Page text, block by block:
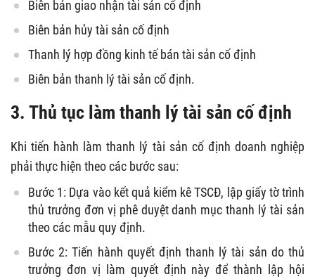
Biên bản giao nhận tài sản cố định
Biên bản hủy tài sản cố định
Thanh lý hợp đồng kinh tế bán tài sản cố định
Biên bản thanh lý tài sản cố định.
3. Thủ tục làm thanh lý tài sản cố định
Khi tiến hành làm thanh lý tài sản cố định doanh nghiệp
phải thực hiện theo các bước sau:
Bước 1: Dựa vào kết quả kiểm kê TSCĐ, lập giấy tờ trình
thủ trưởng đơn vị phê duyệt danh mục thanh lý tài sản
theo các mẫu quy định.
Bước 2: Tiến hành quyết định thanh lý tài sản do thủ
trưởng đơn vị làm quyết định này để thành lập hội